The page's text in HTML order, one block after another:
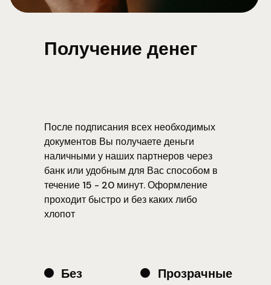
После подписания всех необходимых
документов Вы получаете деньги
наличными у наших партнеров через
банк или удобным для Вас способом в
течение 15 - 20 минут. Оформление
проходит быстро и без каких либо
хлопот
Получение денег
Без
Прозрачные